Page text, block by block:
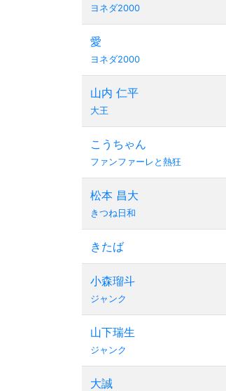
ヨネダ2000
愛
ヨネダ2000
山内 仁平
大王
こうちゃん
ファンファーレと熱狂
松本 昌大
きつね日和
きたば
小森瑠斗
ジャンク
山下瑞生
ジャンク
大誠